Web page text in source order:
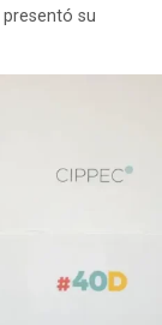
su